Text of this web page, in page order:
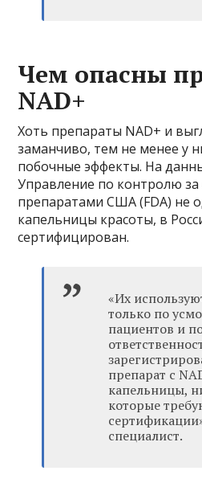
Чем опасны
NAD+
Хоть препараты NAD+ и
заманчиво, тем не менее у
побочные эффекты. На
Управление по контролю
препаратами США (FDA) не
капельницы красоты, в
сертифицирован.
«Их
только по
пациентов и
препарат с
капельницы,
которые
специалист.